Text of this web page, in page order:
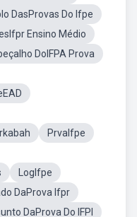
DasProvas Do Ifpe
Ensino Médio
DoIFPA Prova
PrvaIfpe
LogIfpe
DaProva Ifpr
DaProva Do IFPI